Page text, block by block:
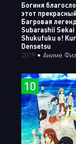
Богиня
этот
Багровая
Subarashii Sekai
Shukufuku o!
Densetsu
2019 • Аниме
10